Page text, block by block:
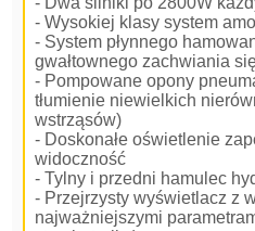
- Wysokiej klasy system
- System płynnego
gwałtownego zachwiania
- Pompowane opony
tłumienie niewielkich
wstrząsów)
- Doskonałe oświetlenie
widoczność
- Tylny i przedni hamulec
- Przejrzysty wyświetlacz z
najważniejszymi